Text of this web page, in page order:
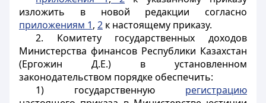
изложить в новой редакции согласно
приложениям 1, 2 к настоящему приказу.
2. Комитету государственных доходов
Министерства финансов Республики Казахстан
(Ергожин Д.Е.) в установленном
законодательством порядке обеспечить:
1) государственную регистрацию